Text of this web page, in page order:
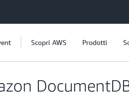
Scopri AWS Prodotti